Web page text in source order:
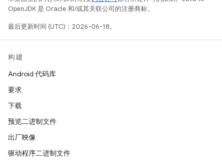
OpenJDK 是 Oracle 和/或其关联公司的注册商标。
最后更新时间 (UTC)：2026-06-18。
构建
Android 代码库
要求
下载
预览二进制文件
出厂映像
驱动程序二进制文件